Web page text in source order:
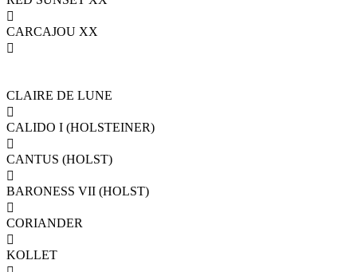

CARCAJOU XX

CLAIRE DE LUNE

CALIDO I (HOLSTEINER)

CANTUS (HOLST)

BARONESS VII (HOLST)

CORIANDER

KOLLET